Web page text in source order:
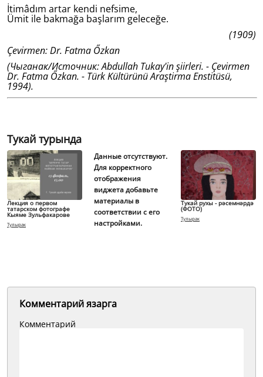
İtimâdım artar kendi nefsime,
Ümit ile bakmağa başlarım geleceğe.
(1909)
Çevirmen: Dr. Fatma Őzkan
(Чыганак/Источник: Abdullah Tukay'in şiirleri. - Çevirmen
Dr. Fatma Őzkan. - Türk Kültürünü Araştirma Enstitüsü,
1994).
Тукай турында
Лекция о первом
татарском фотографе
Кыяме Зульфакарове
Тулырак
Данные отсутствуют.
Для корректного
отображения
виджета добавьте
материалы в
соответствии с его
настройками.
Тукай рухы - рәсемнәрдә
(ФОТО)
Тулырак
Комментарий язарга
Комментарий